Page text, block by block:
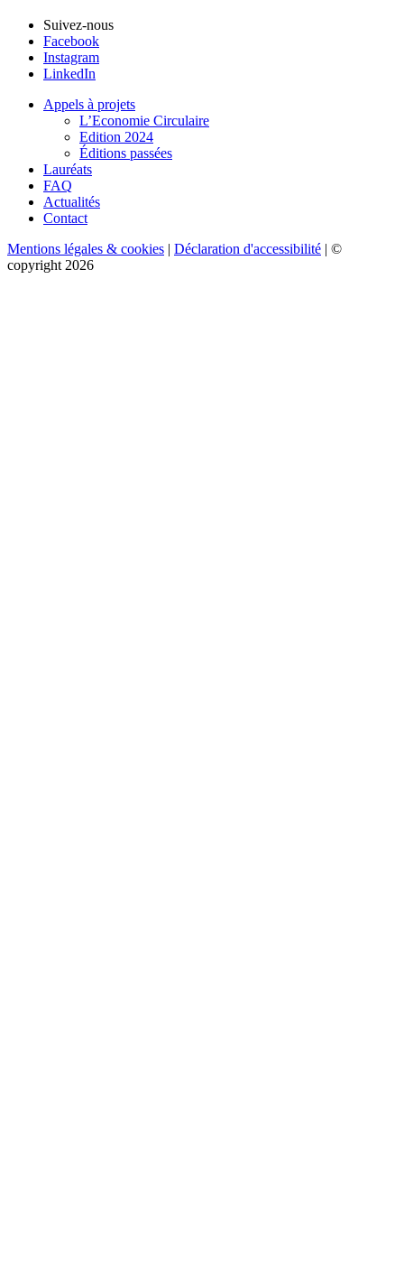
Suivez-nous
Facebook
Instagram
LinkedIn
Appels à projets
L’Economie Circulaire
Edition 2024
Éditions passées
Lauréats
FAQ
Actualités
Contact
Mentions légales & cookies | Déclaration d'accessibilité | ©
copyright 2026